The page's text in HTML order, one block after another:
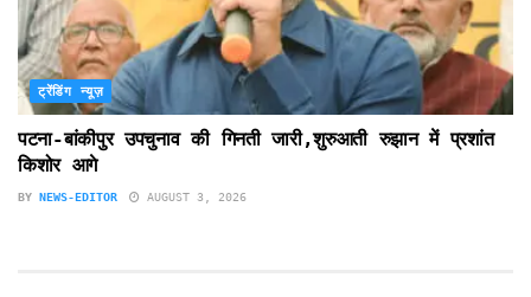
ट्रेंडिंग न्यूज़
पटना-बांकीपुर उपचुनाव की गिनती जारी,शुरुआती रुझान में प्रशांत
किशोर आगे
BY NEWS-EDITOR AUGUST 3, 2026